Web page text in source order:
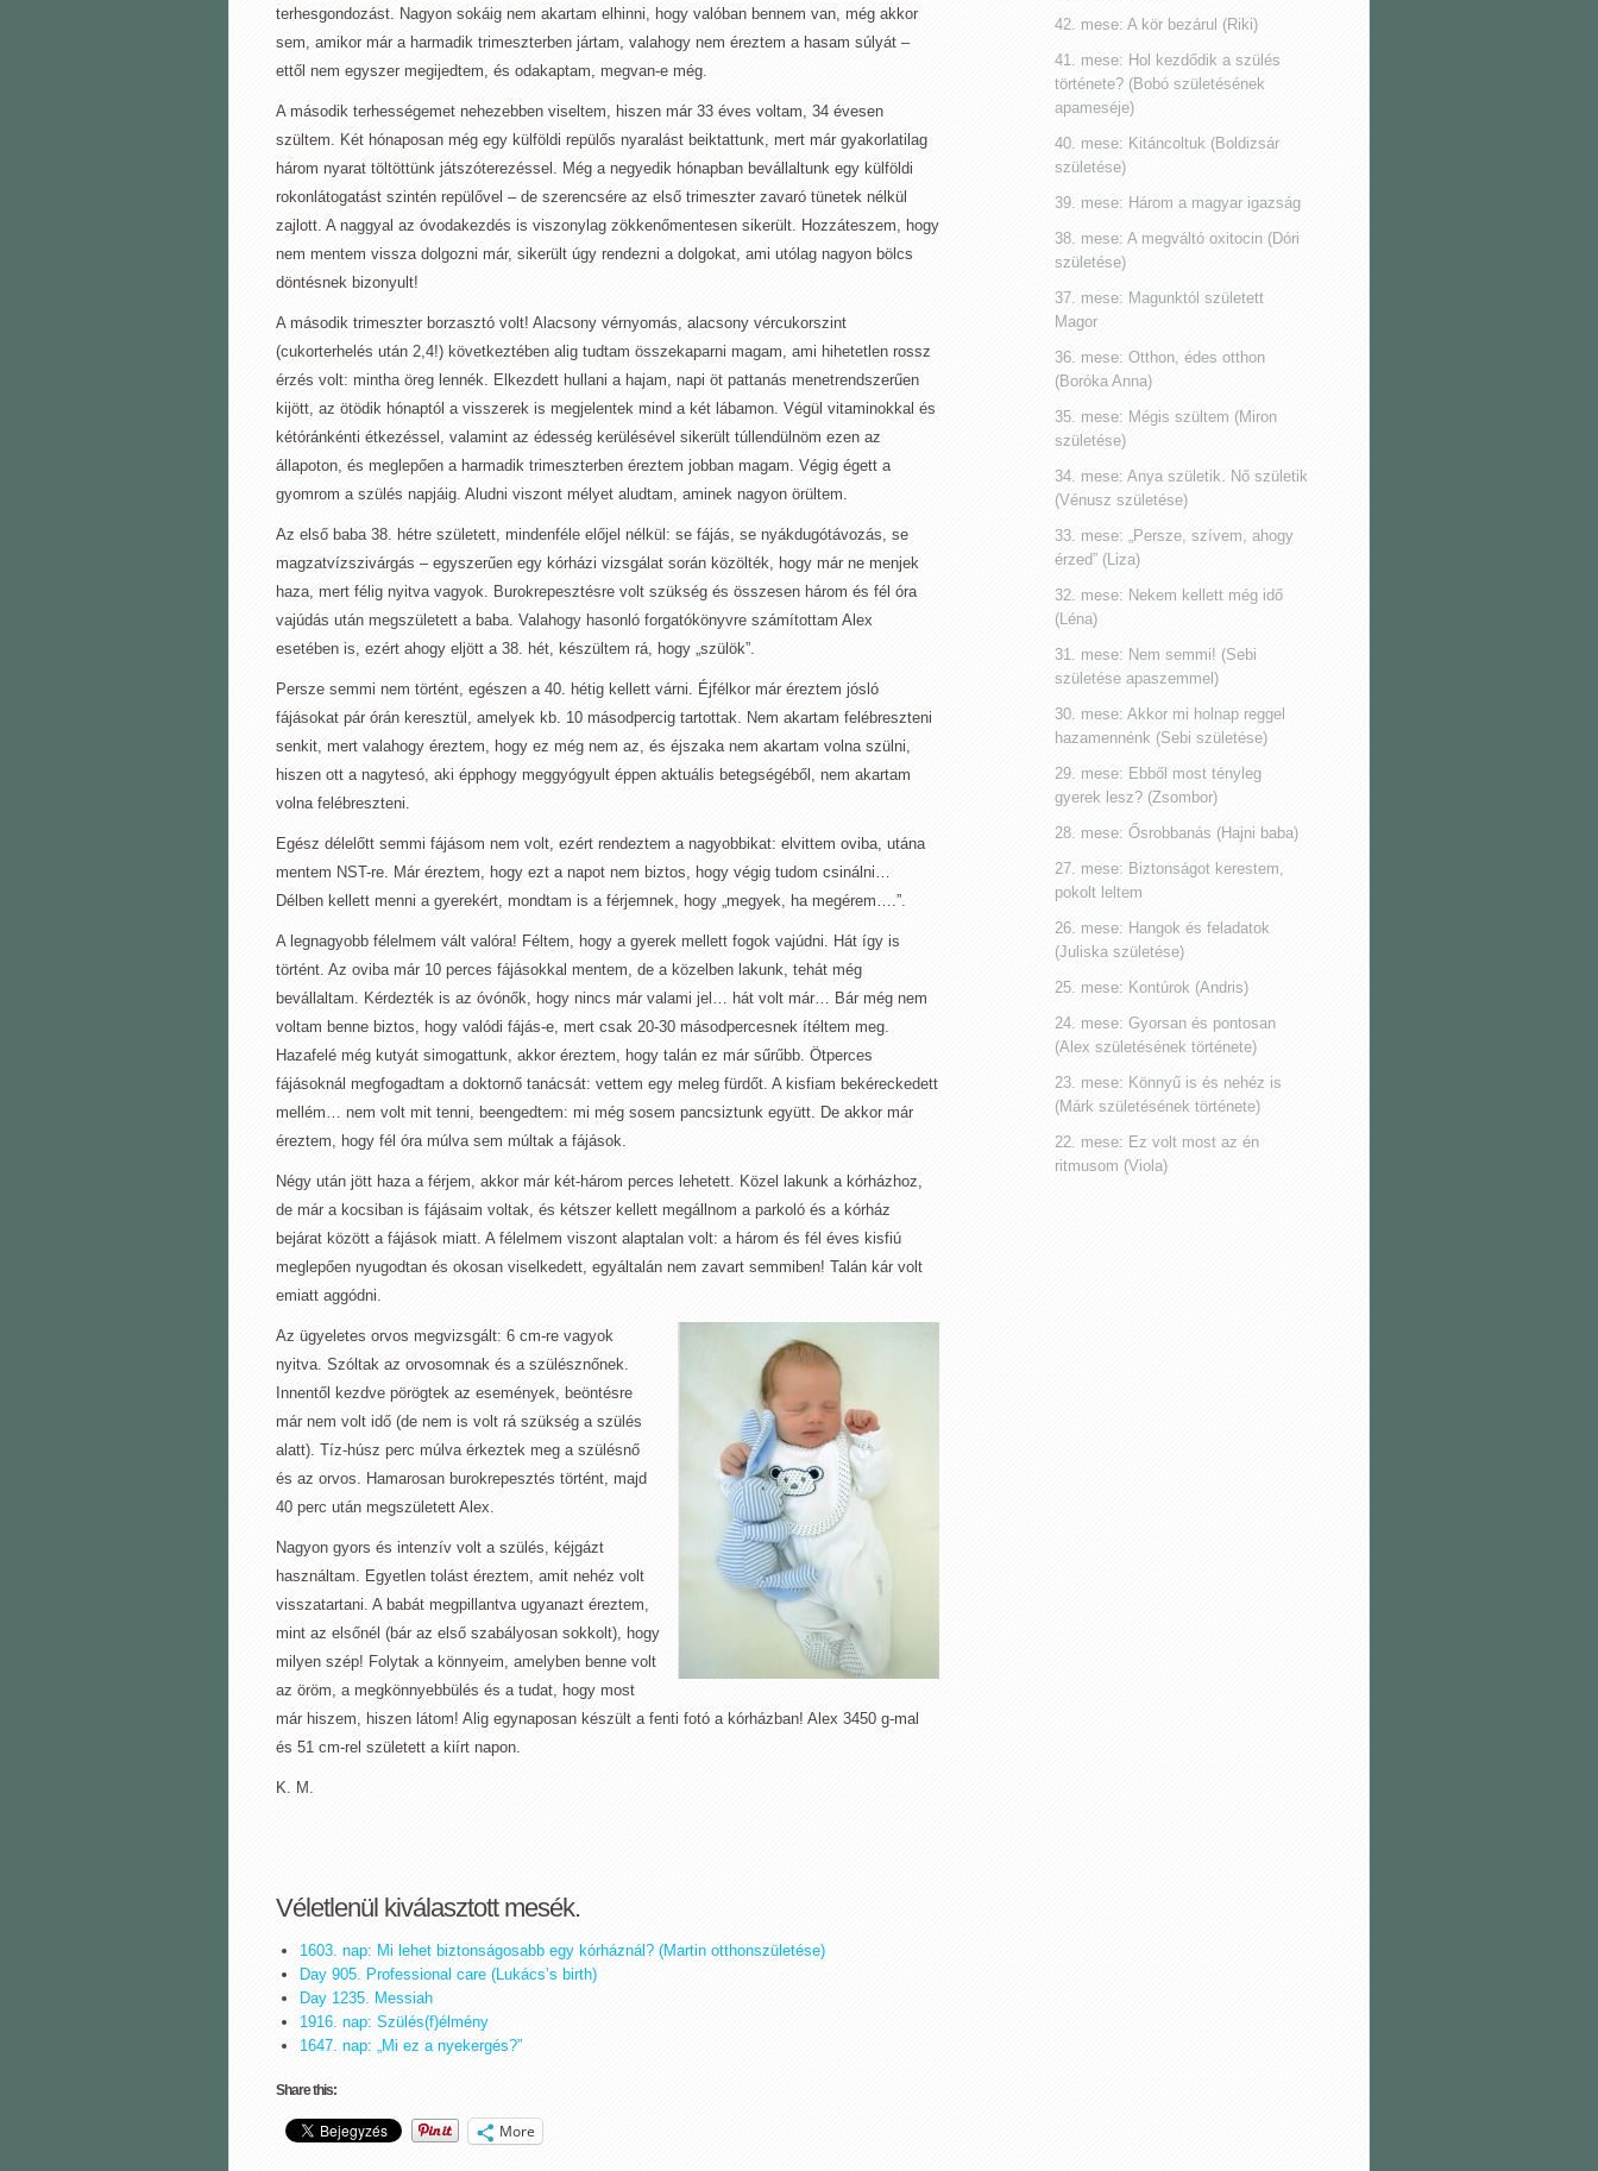
terhesgondozást. Nagyon sokáig nem akartam elhinni, hogy valóban bennem van, még akkor
sem, amikor már a harmadik trimeszterben jártam, valahogy nem éreztem a hasam súlyát –
ettől nem egyszer megijedtem, és odakaptam, megvan-e még.
A második terhességemet nehezebben viseltem, hiszen már 33 éves voltam, 34 évesen
szültem. Két hónaposan még egy külföldi repülős nyaralást beiktattunk, mert már gyakorlatilag
három nyarat töltöttünk játszóterezéssel. Még a negyedik hónapban bevállaltunk egy külföldi
rokonlátogatást szintén repülővel – de szerencsére az első trimeszter zavaró tünetek nélkül
zajlott. A naggyal az óvodakezdés is viszonylag zökkenőmentesen sikerült. Hozzáteszem, hogy
nem mentem vissza dolgozni már, sikerült úgy rendezni a dolgokat, ami utólag nagyon bölcs
döntésnek bizonyult!
A második trimeszter borzasztó volt! Alacsony vérnyomás, alacsony vércukorszint
(cukorterhelés után 2,4!) következtében alig tudtam összekaparni magam, ami hihetetlen rossz
érzés volt: mintha öreg lennék. Elkezdett hullani a hajam, napi öt pattanás menetrendszerűen
kijött, az ötödik hónaptól a visszerek is megjelentek mind a két lábamon. Végül vitaminokkal és
kétóránkénti étkezéssel, valamint az édesség kerülésével sikerült túllendülnöm ezen az
állapoton, és meglepően a harmadik trimeszterben éreztem jobban magam. Végig égett a
gyomrom a szülés napjáig. Aludni viszont mélyet aludtam, aminek nagyon örültem.
Az első baba 38. hétre született, mindenféle előjel nélkül: se fájás, se nyákdugótávozás, se
magzatvízszivárgás – egyszerűen egy kórházi vizsgálat során közölték, hogy már ne menjek
haza, mert félig nyitva vagyok. Burokrepesztésre volt szükség és összesen három és fél óra
vajúdás után megszületett a baba. Valahogy hasonló forgatókönyvre számítottam Alex
esetében is, ezért ahogy eljött a 38. hét, készültem rá, hogy „szülök”.
Persze semmi nem történt, egészen a 40. hétig kellett várni. Éjfélkor már éreztem jósló
fájásokat pár órán keresztül, amelyek kb. 10 másodpercig tartottak. Nem akartam felébreszteni
senkit, mert valahogy éreztem, hogy ez még nem az, és éjszaka nem akartam volna szülni,
hiszen ott a nagytesó, aki épphogy meggyógyult éppen aktuális betegségéből, nem akartam
volna felébreszteni.
Egész délelőtt semmi fájásom nem volt, ezért rendeztem a nagyobbikat: elvittem oviba, utána
mentem NST-re. Már éreztem, hogy ezt a napot nem biztos, hogy végig tudom csinálni…
Délben kellett menni a gyerekért, mondtam is a férjemnek, hogy „megyek, ha megérem….”.
A legnagyobb félelmem vált valóra! Féltem, hogy a gyerek mellett fogok vajúdni. Hát így is
történt. Az oviba már 10 perces fájásokkal mentem, de a közelben lakunk, tehát még
bevállaltam. Kérdezték is az óvónők, hogy nincs már valami jel… hát volt már… Bár még nem
voltam benne biztos, hogy valódi fájás-e, mert csak 20-30 másodpercesnek ítéltem meg.
Hazafelé még kutyát simogattunk, akkor éreztem, hogy talán ez már sűrűbb. Ötperces
fájásoknál megfogadtam a doktornő tanácsát: vettem egy meleg fürdőt. A kisfiam bekéreckedett
mellém… nem volt mit tenni, beengedtem: mi még sosem pancsiztunk együtt. De akkor már
éreztem, hogy fél óra múlva sem múltak a fájások.
Négy után jött haza a férjem, akkor már két-három perces lehetett. Közel lakunk a kórházhoz,
de már a kocsiban is fájásaim voltak, és kétszer kellett megállnom a parkoló és a kórház
bejárat között a fájások miatt. A félelmem viszont alaptalan volt: a három és fél éves kisfiú
meglepően nyugodtan és okosan viselkedett, egyáltalán nem zavart semmiben! Talán kár volt
emiatt aggódni.
Az ügyeletes orvos megvizsgált: 6 cm-re vagyok
nyitva. Szóltak az orvosomnak és a szülésznőnek.
Innentől kezdve pörögtek az események, beöntésre
már nem volt idő (de nem is volt rá szükség a szülés
alatt). Tíz-húsz perc múlva érkeztek meg a szülésnő
és az orvos. Hamarosan burokrepesztés történt, majd
40 perc után megszületett Alex.
Nagyon gyors és intenzív volt a szülés, kéjgázt
használtam. Egyetlen tolást éreztem, amit nehéz volt
visszatartani. A babát megpillantva ugyanazt éreztem,
mint az elsőnél (bár az első szabályosan sokkolt), hogy
milyen szép! Folytak a könnyeim, amelyben benne volt
az öröm, a megkönnyebbülés és a tudat, hogy most
már hiszem, hiszen látom! Alig egynaposan készült a fenti fotó a kórházban! Alex 3450 g-mal
és 51 cm-rel született a kiírt napon.
K. M.
Véletlenül kiválasztott mesék.
1603. nap: Mi lehet biztonságosabb egy kórháznál? (Martin otthonszületése)
Day 905. Professional care (Lukács’s birth)
Day 1235. Messiah
1916. nap: Szülés(f)élmény
1647. nap: „Mi ez a nyekergés?”
Share this:
More
42. mese: A kör bezárul (Riki)
41. mese: Hol kezdődik a szülés
története? (Bobó születésének
apameséje)
40. mese: Kitáncoltuk (Boldizsár
születése)
39. mese: Három a magyar igazság
38. mese: A megváltó oxitocin (Dóri
születése)
37. mese: Magunktól született
Magor
36. mese: Otthon, édes otthon
(Boróka Anna)
35. mese: Mégis szültem (Miron
születése)
34. mese: Anya születik. Nő születik
(Vénusz születése)
33. mese: „Persze, szívem, ahogy
érzed” (Liza)
32. mese: Nekem kellett még idő
(Léna)
31. mese: Nem semmi! (Sebi
születése apaszemmel)
30. mese: Akkor mi holnap reggel
hazamennénk (Sebi születése)
29. mese: Ebből most tényleg
gyerek lesz? (Zsombor)
28. mese: Ősrobbanás (Hajni baba)
27. mese: Biztonságot kerestem,
pokolt leltem
26. mese: Hangok és feladatok
(Juliska születése)
25. mese: Kontúrok (Andris)
24. mese: Gyorsan és pontosan
(Alex születésének története)
23. mese: Könnyű is és nehéz is
(Márk születésének története)
22. mese: Ez volt most az én
ritmusom (Viola)